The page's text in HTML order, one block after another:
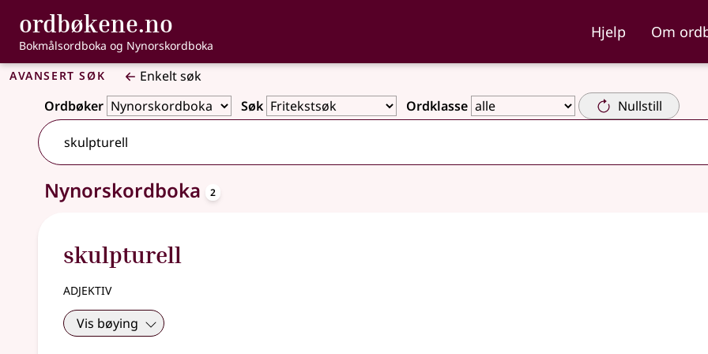
Gå til hovedinnhold
Tilgjengelighet
ordbøkene.no , Bokmålsordboka og Nynorskordboka
Bokmålsordboka og Nynorskordboka
Hjelp Om
Avansert søk
Enkelt søk
Ordbøker
Søk Ordklasse Nullstill
2 treff
Nynorskordboka 2
skulpturell
adjektiv
Vis bøying